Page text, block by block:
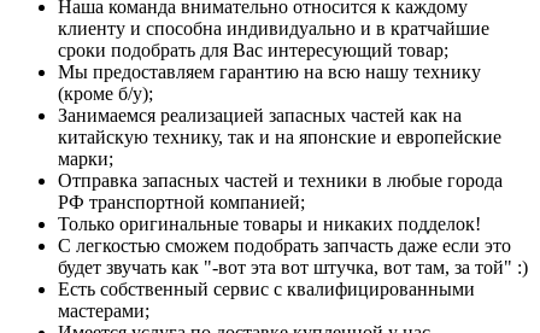
Наша команда внимательно относится к каждому
клиенту и способна индивидуально и в кратчайшие
сроки подобрать для Вас интересующий товар;
Мы предоставляем гарантию на всю нашу технику
(кроме б/у);
Занимаемся реализацией запасных частей как на
китайскую технику, так и на японские и европейские
марки;
Отправка запасных частей и техники в любые города
РФ транспортной компанией;
Только оригинальные товары и никаких подделок!
С легкостью сможем подобрать запчасть даже если это
будет звучать как "-вот эта вот штучка, вот там, за той" :)
Есть собственный сервис с квалифицированными
мастерами;